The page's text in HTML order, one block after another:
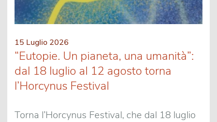
15 Luglio 2026
“Eutopie. Un pianeta, una umanità”:
dal 18 luglio al 12 agosto torna
l’Horcynus Festival
Torna l’Horcynus Festival, che dal 18 luglio